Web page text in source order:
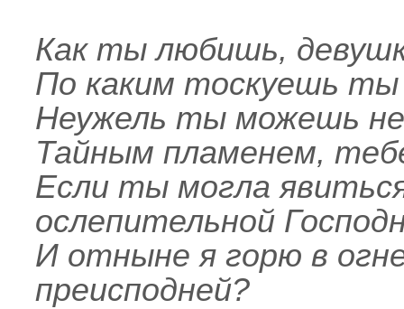
Как ты любишь,
По каким тоскуешь
Неужель ты можешь
Тайным пламенем,
Если ты могла
ослепительной
И отныне я горю в
преисподней?